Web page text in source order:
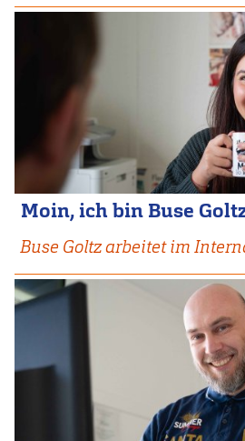
Moin, ich bin Buse
Buse Goltz arbeitet im